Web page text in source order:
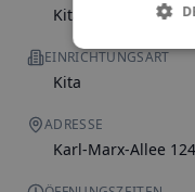
Kita Hopsemops
EINRICHTUNGSART
Kita
ADRESSE
Karl-Marx-Allee